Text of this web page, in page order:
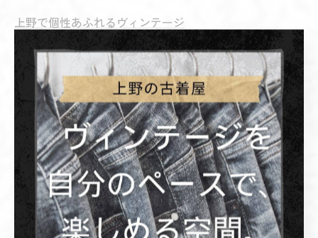
上野で個性あふれるヴィンテージ
< 前のページ 一覧に戻る 次のページ >
関連タグ
#古着屋